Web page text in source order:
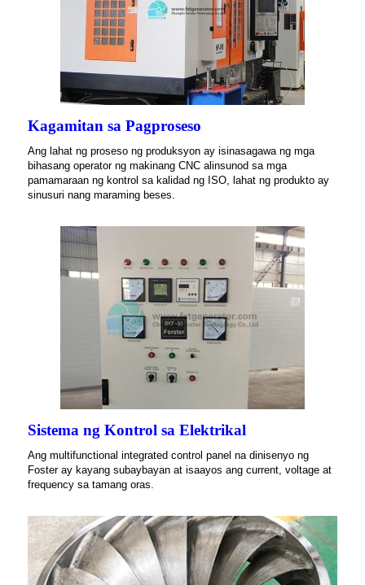
Kagamitan sa Pagproseso
Ang lahat ng proseso ng produksyon ay isinasagawa ng mga
bihasang operator ng makinang CNC alinsunod sa mga
pamamaraan ng kontrol sa kalidad ng ISO, lahat ng produkto ay
sinusuri nang maraming beses.
Sistema ng Kontrol sa Elektrikal
Ang multifunctional integrated control panel na dinisenyo ng
Foster ay kayang subaybayan at isaayos ang current, voltage at
frequency sa tamang oras.